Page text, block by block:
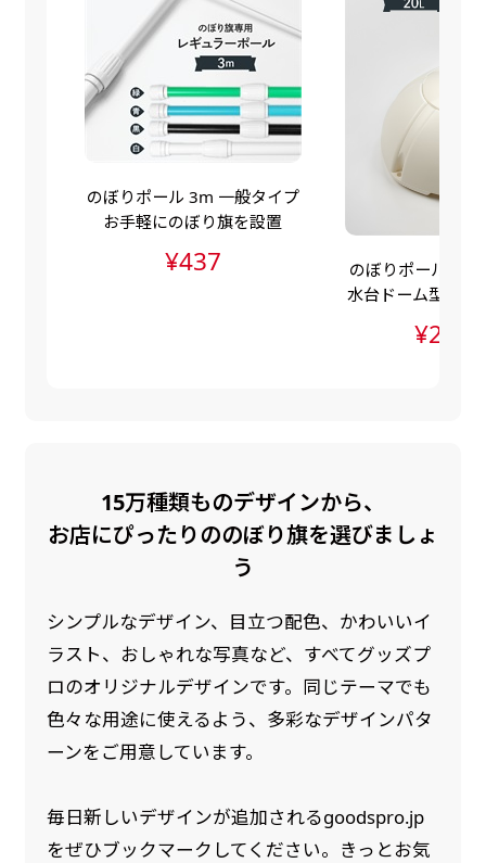
のぼりポール 3m 一般タイプ
お手軽にのぼり旗を設置
¥437
のぼりポールス
水台ドーム型（ポ
15万種類ものデザインから、
お店にぴったりののぼり旗を選びましょ
う
シンプルなデザイン、目立つ配色、かわいいイ
ラスト、おしゃれな写真など、すべてグッズプ
ロのオリジナルデザインです。同じテーマでも
色々な用途に使えるよう、多彩なデザインパタ
ーンをご用意しています。
毎日新しいデザインが追加されるgoodspro.jp
をぜひブックマークしてください。きっとお気
自由入力(60x180以内)
お好みのサイズで縦幕・横幕の作成が可能です。
長辺が180cm以内、短辺が60cm以内であれば自
由なサイズを指定下さい！
あんな場所こんな場所お好みのサイズでお好みの
幕の製作をお楽しみください
（※cm単位での指定でおねがいいたします。）
レギュラーのれんは横幕の上部にチチを5か所つ
けて疑似的にのれんのような幕をつくります。お
店の入口付近の装飾に是非！
レギュラースリムのれん
(180x30)
レギュラーのれんスリムは横幕の上部にチチを5